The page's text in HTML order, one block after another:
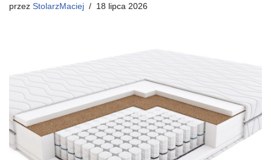
przez StolarzMaciej 18 lipca 2026